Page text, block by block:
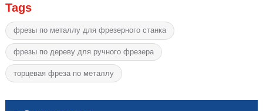
Tags
фрезы по металлу для фрезерного станка
фрезы по дереву для ручного фрезера
торцевая фреза по металлу